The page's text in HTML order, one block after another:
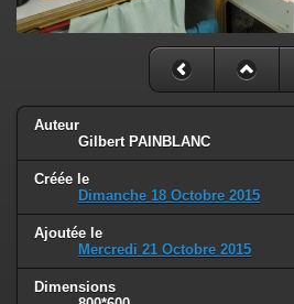
Auteur
Gilbert PAINBLANC
Créée le
Dimanche 18 Octobre 2015
Ajoutée le
Mercredi 21 Octobre 2015
Dimensions